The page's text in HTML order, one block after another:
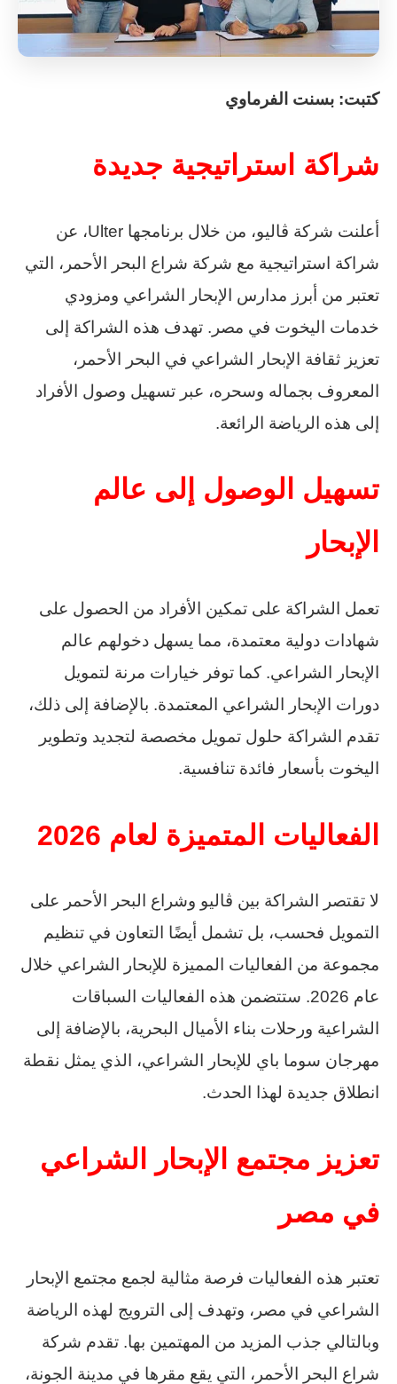
كتبت: بسنت الفرماوي
شراكة استراتيجية جديدة
أعلنت شركة ڤاليو، من خلال برنامجها Ulter، عن
شراكة استراتيجية مع شركة شراع البحر الأحمر، التي
تعتبر من أبرز مدارس الإبحار الشراعي ومزودي
خدمات اليخوت في مصر. تهدف هذه الشراكة إلى
تعزيز ثقافة الإبحار الشراعي في البحر الأحمر،
المعروف بجماله وسحره، عبر تسهيل وصول الأفراد
إلى هذه الرياضة الرائعة.
تسهيل الوصول إلى عالم
الإبحار
تعمل الشراكة على تمكين الأفراد من الحصول على
شهادات دولية معتمدة، مما يسهل دخولهم عالم
الإبحار الشراعي. كما توفر خيارات مرنة لتمويل
دورات الإبحار الشراعي المعتمدة. بالإضافة إلى ذلك،
تقدم الشراكة حلول تمويل مخصصة لتجديد وتطوير
اليخوت بأسعار فائدة تنافسية.
الفعاليات المتميزة لعام 2026
لا تقتصر الشراكة بين ڤاليو وشراع البحر الأحمر على
التمويل فحسب، بل تشمل أيضًا التعاون في تنظيم
مجموعة من الفعاليات المميزة للإبحار الشراعي خلال
عام 2026. ستتضمن هذه الفعاليات السباقات
الشراعية ورحلات بناء الأميال البحرية، بالإضافة إلى
مهرجان سوما باي للإبحار الشراعي، الذي يمثل نقطة
انطلاق جديدة لهذا الحدث.
تعزيز مجتمع الإبحار الشراعي
في مصر
تعتبر هذه الفعاليات فرصة مثالية لجمع مجتمع الإبحار
الشراعي في مصر، وتهدف إلى الترويج لهذه الرياضة
وبالتالي جذب المزيد من المهتمين بها. تقدم شركة
شراع البحر الأحمر، التي يقع مقرها في مدينة الجونة،